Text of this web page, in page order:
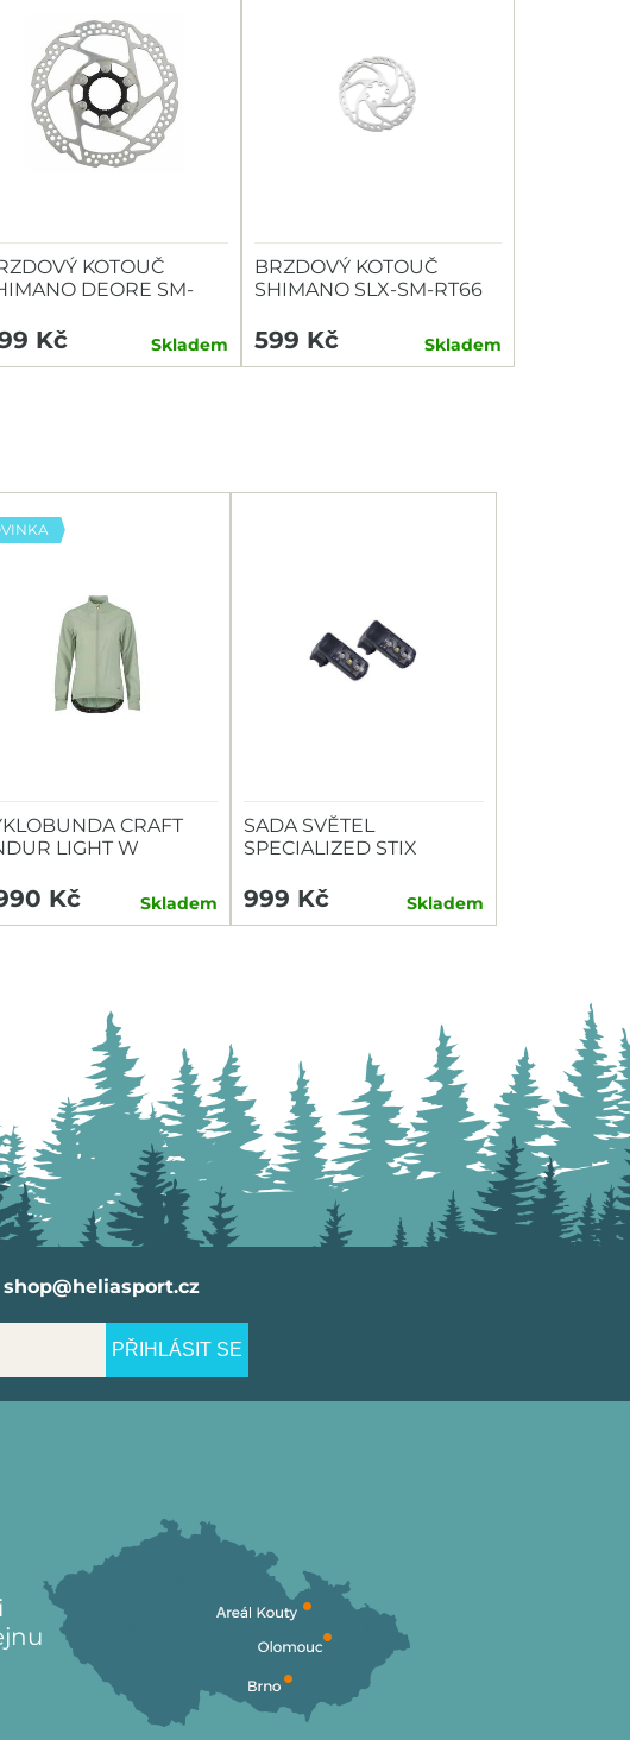
KOTOUČ
DEORE SM-
MATICE S
OZUBENÍM
Kč Skladem
BRZDOVÝ KOTOUČ
SHIMANO SLX-SM-RT66
599 Kč Skladem
CRAFT
LIGHT W
Kč Skladem
SADA SVĚTEL
SPECIALIZED STIX
999 Kč Skladem
shop@heliasport.cz
PŘIHLÁSIT SE